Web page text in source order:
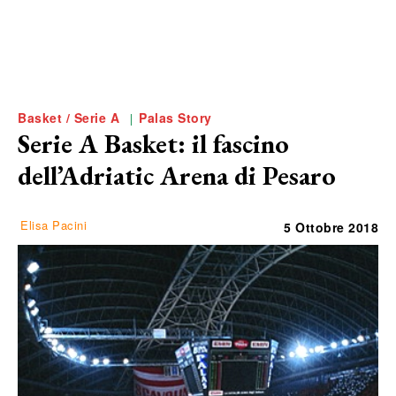
Basket / Serie A Palas Story
Serie A Basket: il fascino
dell’Adriatic Arena di Pesaro
Elisa Pacini 5 Ottobre 2018